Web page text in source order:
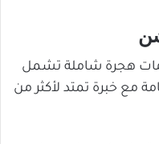
هجرة شاملة تشمل
مع خبرة تمتد لأكثر من